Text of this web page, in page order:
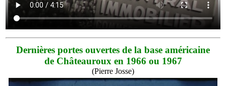
Dernières portes ouvertes de la base américaine
de Châteauroux en 1966 ou 1967
(Pierre Josse)